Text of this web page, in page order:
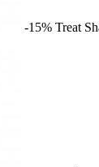
-15% Treat